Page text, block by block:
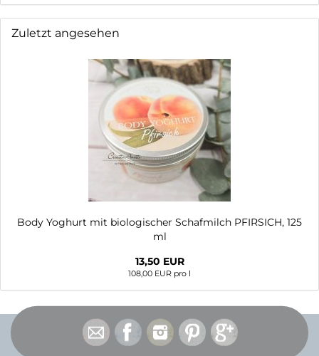
Zuletzt angesehen
Body Yoghurt mit biologischer Schafmilch PFIRSICH, 125
ml
13,50 EUR
108,00 EUR pro l